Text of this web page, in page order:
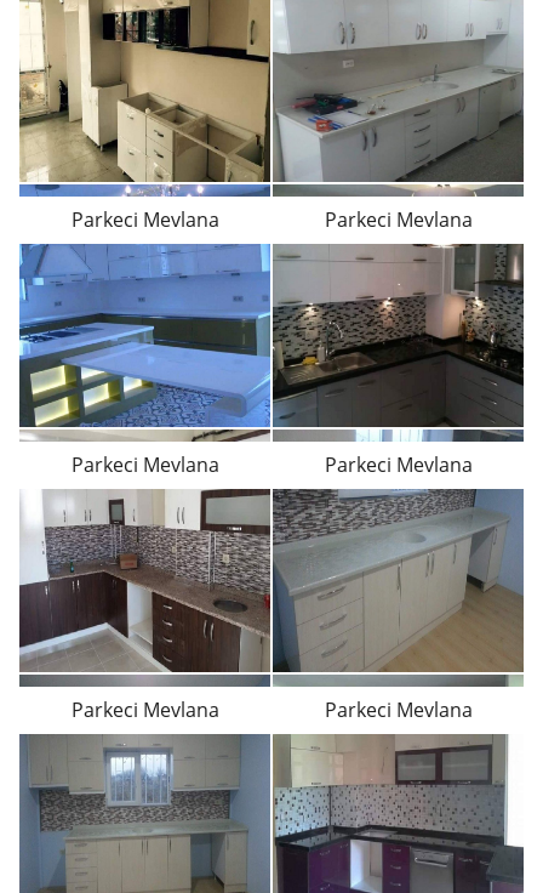
Parkeci Mevlana Parkeci Mevlana
Parkeci Mevlana Parkeci Mevlana
Parkeci Mevlana Parkeci Mevlana